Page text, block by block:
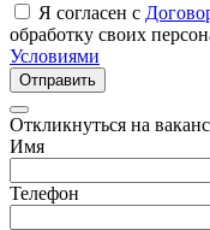
Я согласен с
обработку своих
Условиями
Отправить
Откликнуться на
Имя
Телефон